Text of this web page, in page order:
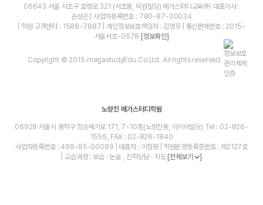
06643 서울 서초구 효령로 321 (서초동, 덕원빌딩) 메가스터디교육㈜ 대표이사 :
손성은 | 사업자등록번호 : 780-87-00034
| 학원 고객센터 : 1588-7887 | 개인정보보호책임자 : 김영무 | 통신판매번호 : 2015-
서울서초-0678 [정보확인]
Copyright © 2015 megastudyEdu.Co.Ltd. All rights reserved.
노량진 메가스터디학원
06928 서울시 동작구 장승배기로 171, 7~10층(노량진동, 아이비빌딩) Tel : 02-826-
1555, FAX : 02-826-1840
사업자등록번호 : 499-85-00089 | 대표자 : 이정평 | 학원운영등록증번호 : 제2127호
| 교습과정 : 보습 · 논술 , 진학상담 · 지도 [전체보기 ]